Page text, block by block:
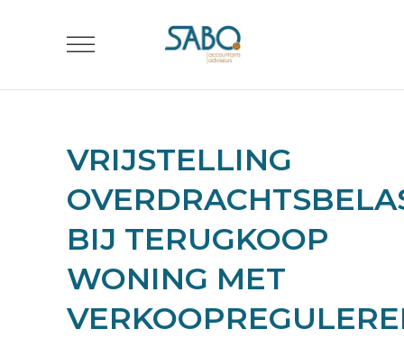
VRIJSTELLING
BIJ TERUGKOOP
WONING MET